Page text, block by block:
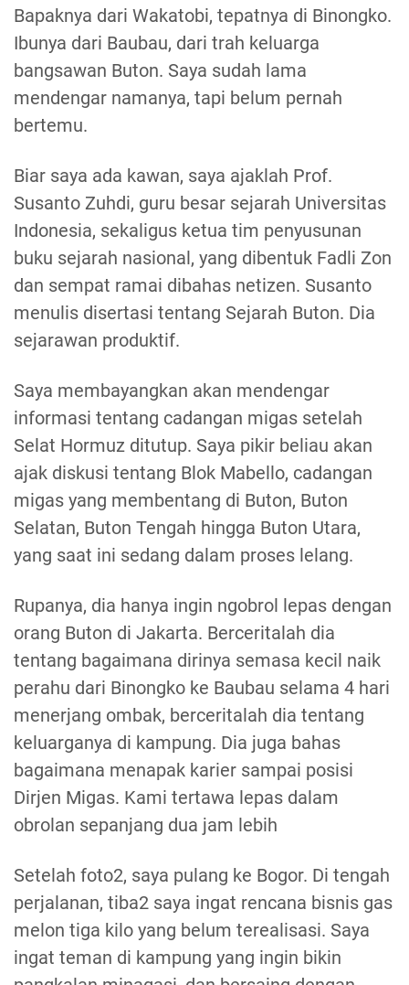
Bapaknya dari Wakatobi, tepatnya di Binongko.
Ibunya dari Baubau, dari trah keluarga
bangsawan Buton. Saya sudah lama
mendengar namanya, tapi belum pernah
bertemu.
Biar saya ada kawan, saya ajaklah Prof.
Susanto Zuhdi, guru besar sejarah Universitas
Indonesia, sekaligus ketua tim penyusunan
buku sejarah nasional, yang dibentuk Fadli Zon
dan sempat ramai dibahas netizen. Susanto
menulis disertasi tentang Sejarah Buton. Dia
sejarawan produktif.
Saya membayangkan akan mendengar
informasi tentang cadangan migas setelah
Selat Hormuz ditutup. Saya pikir beliau akan
ajak diskusi tentang Blok Mabello, cadangan
migas yang membentang di Buton, Buton
Selatan, Buton Tengah hingga Buton Utara,
yang saat ini sedang dalam proses lelang.
Rupanya, dia hanya ingin ngobrol lepas dengan
orang Buton di Jakarta. Berceritalah dia
tentang bagaimana dirinya semasa kecil naik
perahu dari Binongko ke Baubau selama 4 hari
menerjang ombak, berceritalah dia tentang
keluarganya di kampung. Dia juga bahas
bagaimana menapak karier sampai posisi
Dirjen Migas. Kami tertawa lepas dalam
obrolan sepanjang dua jam lebih
Setelah foto2, saya pulang ke Bogor. Di tengah
perjalanan, tiba2 saya ingat rencana bisnis gas
melon tiga kilo yang belum terealisasi. Saya
ingat teman di kampung yang ingin bikin